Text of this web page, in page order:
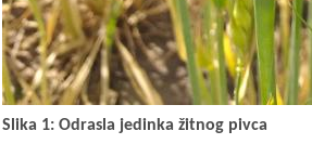
Slika 1: Odrasla jedinka žitnog pivca